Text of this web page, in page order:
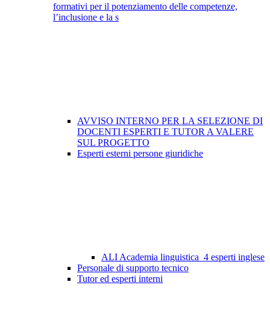
formativi per il potenziamento delle competenze,
l’inclusione e la s
AVVISO INTERNO PER LA SELEZIONE DI
DOCENTI ESPERTI E TUTOR A VALERE
SUL PROGETTO
Esperti esterni persone giuridiche
ALI Academia linguistica_4 esperti inglese
Personale di supporto tecnico
Tutor ed esperti interni